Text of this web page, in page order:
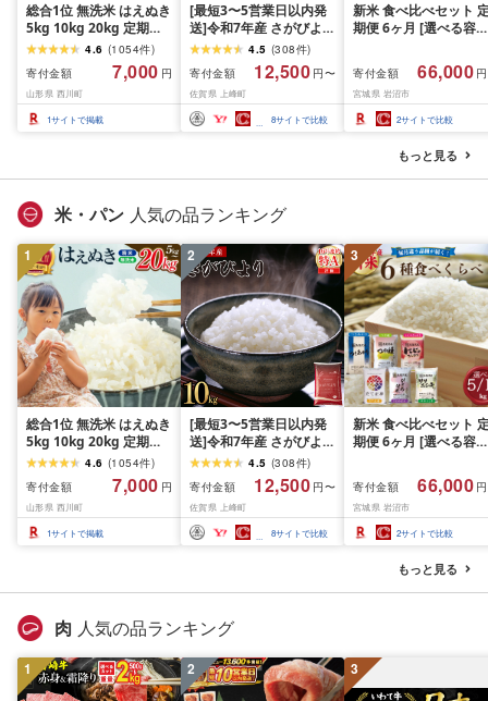
総合1位 無洗米 はえぬき
5kg 10kg 20kg 定期便
も選べる レビュー高評
価 山形県産 令和7年産
選べる内容量 発送時期
定期便 3ヶ月 6ヶ月 3回
6回 3か月 6か月 ランキ
当 FYN1-131var
4.6 (1054件)
寄付金額
7,000 円
山形県 西川町
1サイトで掲載
[最短3〜5営業日以内発
送]令和7年産 さがびより
佐賀県産(精米)10kg
4.5 (308件)
寄付金額
12,500 円〜
佐賀県 上峰町
8サイトで比較
新米 食べ比べセット
期便 6ヶ月 [選べる容
ん つきあかり つや姫
じのきらめき だて正夢
ひとめぼれ ササニシキ
セット 銘柄米 味比べ
リエーション お楽しみ
食味 毎日の食卓 毎月
わる 色々試せる 志賀
米 岩沼産米
寄付金額 66,000
宮城県 岩沼市
2サイトで比較
もっと見る
米・パン 人気の品ランキング
1
総合1位 無洗米 はえぬき
5kg 10kg 20kg 定期便
も選べる レビュー高評
価 山形県産 令和7年産
選べる内容量 発送時期
定期便 3ヶ月 6ヶ月 3回
6回 3か月 6か月 ランキ
当 FYN1-131var
4.6 (1054件)
寄付金額
7,000 円
山形県 西川町
1サイトで掲載
2
[最短3〜5営業日以内発
送]令和7年産 さがびより
佐賀県産(精米)10kg
4.5 (308件)
寄付金額
12,500 円〜
佐賀県 上峰町
8サイトで比較
3
新米 食べ比べセット
期便 6ヶ月 [選べる容
ん つきあかり つや姫
じのきらめき だて正夢
ひとめぼれ ササニシキ
セット 銘柄米 味比べ
リエーション お楽しみ
食味 毎日の食卓 毎月
わる 色々試せる 志賀
米 岩沼産米
寄付金額 66,000
宮城県 岩沼市
2サイトで比較
もっと見る
肉 人気の品ランキング
1 2 3